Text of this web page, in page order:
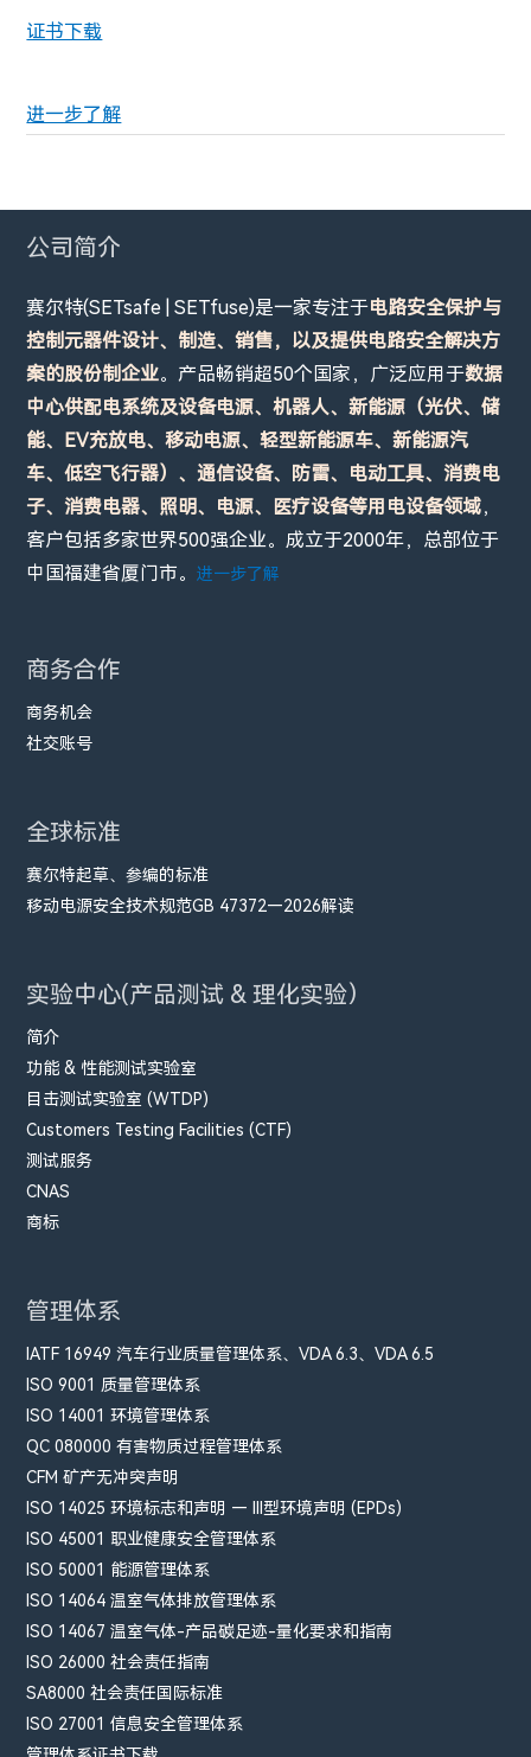
证书下载
进一步了解
公司简介
赛尔特(SETsafe | SETfuse)是一家专注于电路安全保护与
控制元器件设计、制造、销售，以及提供电路安全解决方
案的股份制企业。产品畅销超50个国家，广泛应用于数据
中心供配电系统及设备电源、机器人、新能源（光伏、储
能、EV充放电、移动电源、轻型新能源车、新能源汽
车、低空飞行器）、通信设备、防雷、电动工具、消费电
子、消费电器、照明、电源、医疗设备等用电设备领域，
客户包括多家世界500强企业。成立于2000年，总部位于
中国福建省厦门市。进一步了解
商务合作
商务机会
社交账号
全球标准
赛尔特起草、参编的标准
移动电源安全技术规范GB 47372—2026解读
实验中心(产品测试 & 理化实验）
简介
功能 & 性能测试实验室
目击测试实验室 (WTDP)
Customers Testing Facilities (CTF)
测试服务
CNAS
商标
管理体系
IATF 16949 汽车行业质量管理体系、VDA 6.3、VDA 6.5
ISO 9001 质量管理体系
ISO 14001 环境管理体系
QC 080000 有害物质过程管理体系
CFM​ 矿产无冲突声明
ISO 14025 环境标志和声明 — III型环境声明 (EPDs)
ISO 45001 职业健康安全管理体系
ISO 50001 能源管理体系
ISO 14064 温室气体排放管理体系
ISO 14067 温室气体-产品碳足迹-量化要求和指南
ISO 26000 社会责任指南
SA8000 社会责任国际标准
ISO 27001 信息安全管理体系